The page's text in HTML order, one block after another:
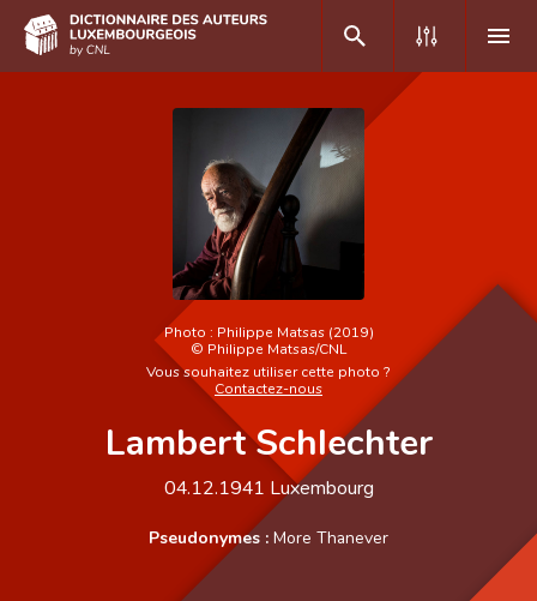
Recherche avancée
Foire aux questions
Équipe scientifique
Photo : Philippe Matsas (2019)
© Philippe Matsas/CNL
Vous souhaitez utiliser cette photo ?
Contactez-nous
Lambert Schlechter
04.12.1941 Luxembourg
Pseudonymes : More Thanever